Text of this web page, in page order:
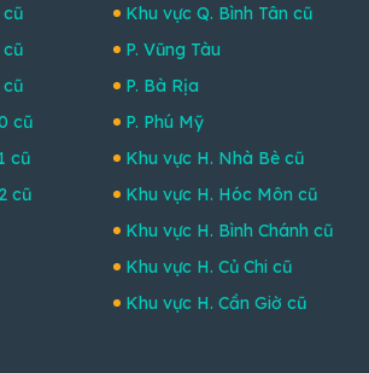
cũ
cũ
cũ
cũ
cũ
cũ
Khu vực Q. Bình Tân cũ
P. Vũng Tàu
P. Bà Rịa
P. Phú Mỹ
Khu vực H. Nhà Bè cũ
Khu vực H. Hóc Môn cũ
Khu vực H. Bình Chánh cũ
Khu vực H. Củ Chi cũ
Khu vực H. Cần Giờ cũ